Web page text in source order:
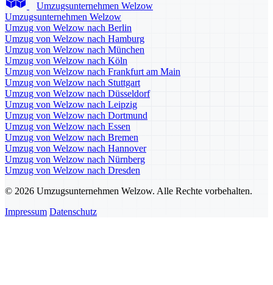
Umzugsunternehmen Welzow
Umzugsunternehmen Welzow
Umzug von Welzow nach Berlin
Umzug von Welzow nach Hamburg
Umzug von Welzow nach München
Umzug von Welzow nach Köln
Umzug von Welzow nach Frankfurt am Main
Umzug von Welzow nach Stuttgart
Umzug von Welzow nach Düsseldorf
Umzug von Welzow nach Leipzig
Umzug von Welzow nach Dortmund
Umzug von Welzow nach Essen
Umzug von Welzow nach Bremen
Umzug von Welzow nach Hannover
Umzug von Welzow nach Nürnberg
Umzug von Welzow nach Dresden
© 2026 Umzugsunternehmen Welzow. Alle Rechte vorbehalten.
Impressum Datenschutz